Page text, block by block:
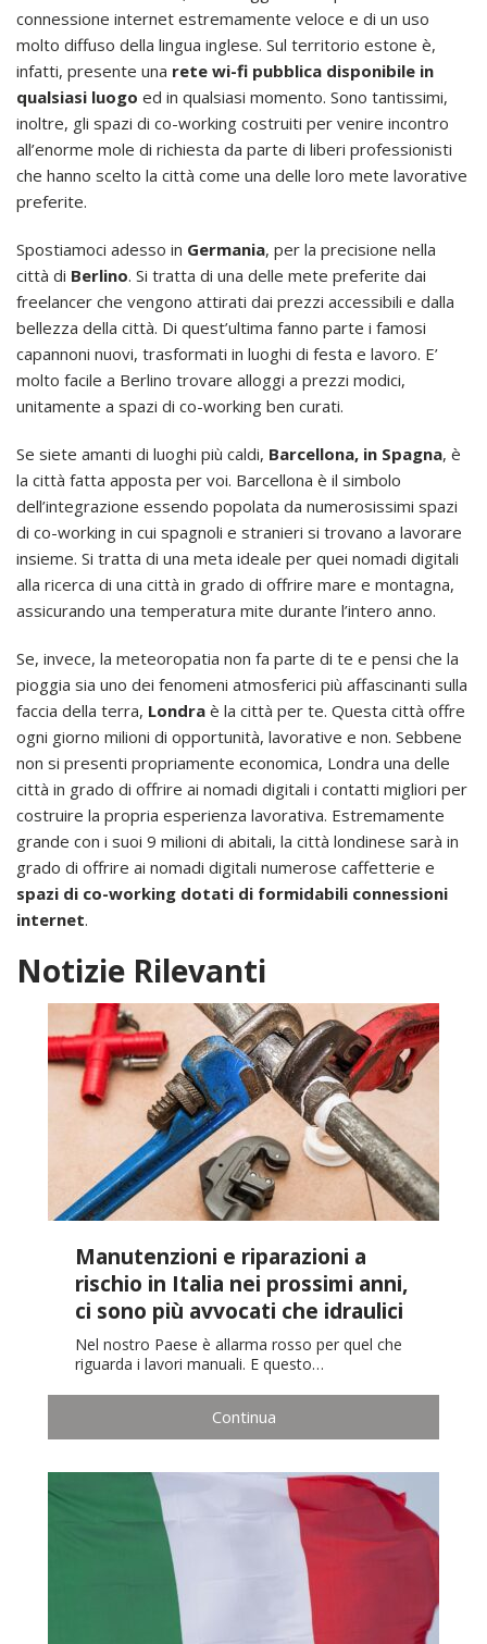
connessione internet estremamente veloce e di un uso
molto diffuso della lingua inglese. Sul territorio estone è,
infatti, presente una rete wi-fi pubblica disponibile in
qualsiasi luogo ed in qualsiasi momento. Sono tantissimi,
inoltre, gli spazi di co-working costruiti per venire incontro
all’enorme mole di richiesta da parte di liberi professionisti
che hanno scelto la città come una delle loro mete lavorative
preferite.
Spostiamoci adesso in Germania, per la precisione nella
città di Berlino. Si tratta di una delle mete preferite dai
freelancer che vengono attirati dai prezzi accessibili e dalla
bellezza della città. Di quest’ultima fanno parte i famosi
capannoni nuovi, trasformati in luoghi di festa e lavoro. E’
molto facile a Berlino trovare alloggi a prezzi modici,
unitamente a spazi di co-working ben curati.
Se siete amanti di luoghi più caldi, Barcellona, in Spagna, è
la città fatta apposta per voi. Barcellona è il simbolo
dell’integrazione essendo popolata da numerosissimi spazi
di co-working in cui spagnoli e stranieri si trovano a lavorare
insieme. Si tratta di una meta ideale per quei nomadi digitali
alla ricerca di una città in grado di offrire mare e montagna,
assicurando una temperatura mite durante l’intero anno.
Se, invece, la meteoropatia non fa parte di te e pensi che la
pioggia sia uno dei fenomeni atmosferici più affascinanti sulla
faccia della terra, Londra è la città per te. Questa città offre
ogni giorno milioni di opportunità, lavorative e non. Sebbene
non si presenti propriamente economica, Londra una delle
città in grado di offrire ai nomadi digitali i contatti migliori per
costruire la propria esperienza lavorativa. Estremamente
grande con i suoi 9 milioni di abitali, la città londinese sarà in
grado di offrire ai nomadi digitali numerose caffetterie e
spazi di co-working dotati di formidabili connessioni
internet.
Notizie Rilevanti
Manutenzioni e riparazioni a
rischio in Italia nei prossimi anni,
ci sono più avvocati che idraulici
Nel nostro Paese è allarma rosso per quel che
riguarda i lavori manuali. E questo…
Continua